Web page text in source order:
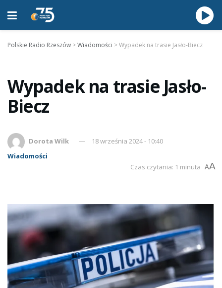
Polskie Radio Rzeszów >Wiadomości >Wypadek na trasie Jasło-Biecz
Wypadek na trasie Jasło-
Biecz
Dorota Wilk
18 września 2024 - 10:40
Wiadomości
Czas czytania: 1 minuta AA